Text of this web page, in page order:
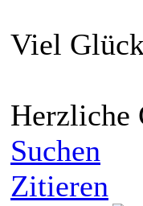
Viel
Herzliche
Suchen
Zitieren